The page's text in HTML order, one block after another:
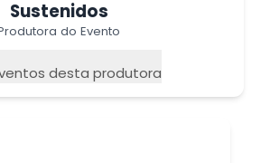
Sustenidos
do Evento
desta produtora